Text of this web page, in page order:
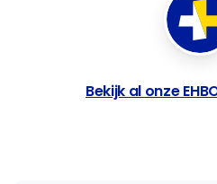
Bekijk al onze